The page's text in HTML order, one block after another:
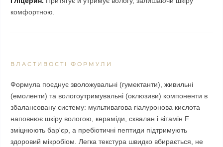
комфортною.
ВЛАСТИВОСТІ ФОРМУЛИ
Формула поєднує зволожувальні (гумектанти), живильні
(емоленти) та вологоутримувальні (оклюзиви) компоненти в
збалансовану систему: мультивагова гіалуронова кислота
наповнює шкіру вологою, кераміди, сквалан і вітамін F
зміцнюють бар'єр, а пребіотичні пептиди підтримують
здоровий мікробіом. Легка текстура швидко вбирається, не